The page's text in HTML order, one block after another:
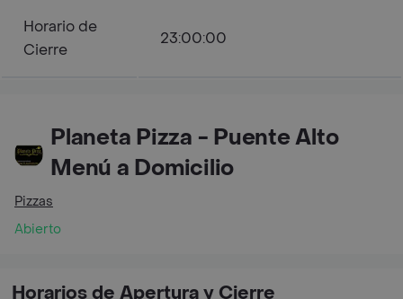
Horario de
Cierre
23:00:00
Planeta Pizza - Puente Alto
Menú a Domicilio
Pizzas
Abierto
Horarios de Apertura y Cierre